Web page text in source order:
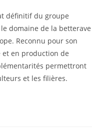
définitif du groupe
domaine de la betterave
Reconnu pour son
et en production de
permettront
et les filières.